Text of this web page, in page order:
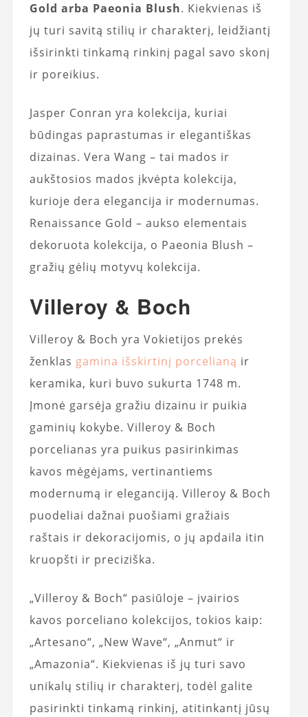
Gold arba Paeonia Blush. Kiekvienas iš
jų turi savitą stilių ir charakterį, leidžiantį
išsirinkti tinkamą rinkinį pagal savo skonį
ir poreikius.
Jasper Conran yra kolekcija, kuriai
būdingas paprastumas ir elegantiškas
dizainas. Vera Wang – tai mados ir
aukštosios mados įkvėpta kolekcija,
kurioje dera elegancija ir modernumas.
Renaissance Gold – aukso elementais
dekoruota kolekcija, o Paeonia Blush –
gražių gėlių motyvų kolekcija.
Villeroy & Boch
Villeroy & Boch yra Vokietijos prekės
ženklas gamina išskirtinį porcelianą ir
keramika, kuri buvo sukurta 1748 m.
Įmonė garsėja gražiu dizainu ir puikia
gaminių kokybe. Villeroy & Boch
porcelianas yra puikus pasirinkimas
kavos mėgėjams, vertinantiems
modernumą ir eleganciją. Villeroy & Boch
puodeliai dažnai puošiami gražiais
raštais ir dekoracijomis, o jų apdaila itin
kruopšti ir preciziška.
„Villeroy & Boch“ pasiūloje – įvairios
kavos porceliano kolekcijos, tokios kaip:
„Artesano“, „New Wave“, „Anmut“ ir
„Amazonia“. Kiekvienas iš jų turi savo
unikalų stilių ir charakterį, todėl galite
pasirinkti tinkamą rinkinį, atitinkantį jūsų